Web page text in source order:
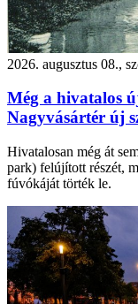
2026. augusztus 08.,
Még a hivatalos
Nagyvásártér új
Hivatalosan még át
park) felújított részét,
fúvókáját törték le.